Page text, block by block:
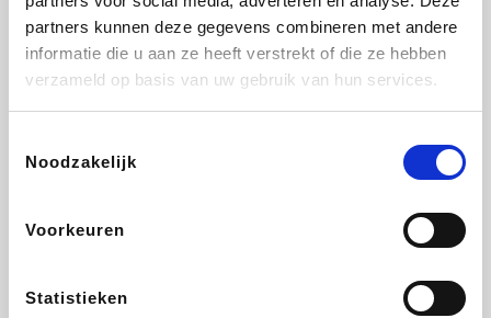
partners kunnen deze gegevens combineren met andere
informatie die u aan ze heeft verstrekt of die ze hebben
verzameld op basis van uw gebruik van hun services.
Noodzakelijk
Voorkeuren
Statistieken
Weekendesk Sarenza Schiesser Interhome
Lufthansa
CheapTickets.be DeubaXXL